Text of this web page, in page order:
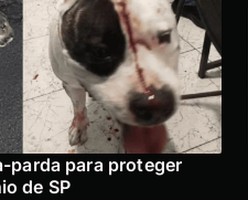
parda para proteger
de SP